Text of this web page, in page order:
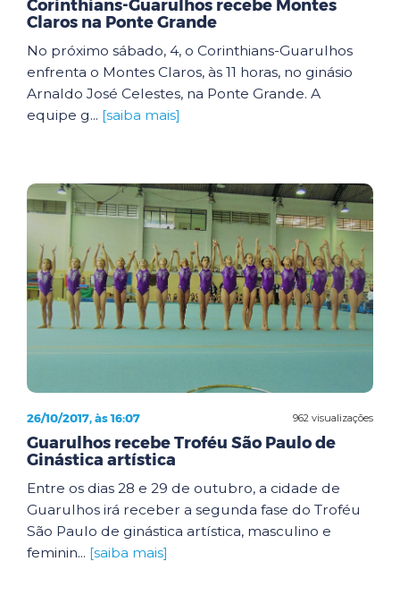
Corinthians-Guarulhos recebe Montes
Claros na Ponte Grande
No próximo sábado, 4, o Corinthians-Guarulhos
enfrenta o Montes Claros, às 11 horas, no ginásio
Arnaldo José Celestes, na Ponte Grande. A
equipe g... [saiba mais]
962 visualizações
26/10/2017, às 16:07
Guarulhos recebe Troféu São Paulo de
Ginástica artística
Entre os dias 28 e 29 de outubro, a cidade de
Guarulhos irá receber a segunda fase do Troféu
São Paulo de ginástica artística, masculino e
feminin... [saiba mais]